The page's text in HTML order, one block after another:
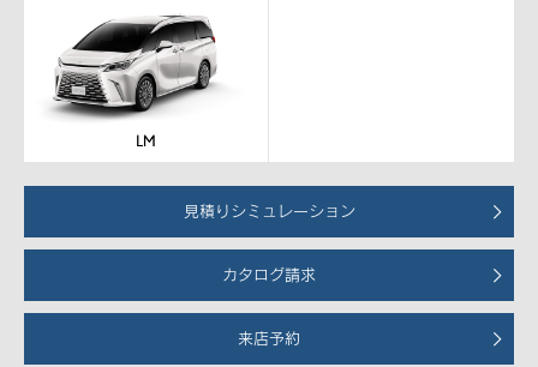
見積りシミュレーション
カタログ請求
来店予約